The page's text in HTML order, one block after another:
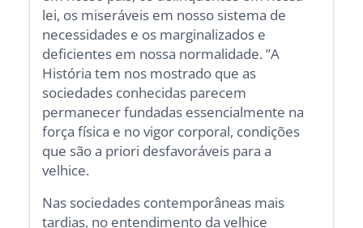
lei, os miseráveis em nosso sistema de
necessidades e os marginalizados e
deficientes em nossa normalidade. ”A
História tem nos mostrado que as
sociedades conhecidas parecem
permanecer fundadas essencialmente na
força física e no vigor corporal, condições
que são a priori desfavoráveis para a
velhice.
Nas sociedades contemporâneas mais
tardias, no entendimento da velhice